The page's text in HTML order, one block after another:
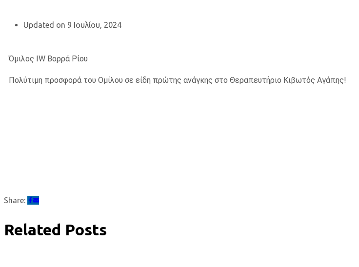
Updated on 9 Ιουλίου, 2024
Όμιλος IW Βορρά Ρίου
Πολύτιμη προσφορά του Ομίλου σε είδη πρώτης ανάγκης στο Θεραπευτήριο Κιβωτός Αγάπης!
Share:
Related Posts